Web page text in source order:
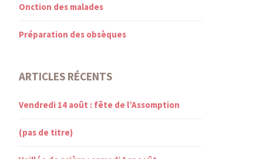
Onction des malades
Préparation des obsèques
ARTICLES RÉCENTS
Vendredi 14 août : fête de l’Assomption
(pas de titre)